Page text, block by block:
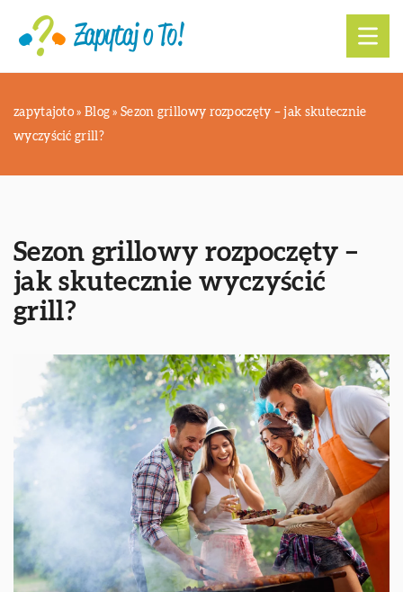
zapytajoto » Blog »Sezon grillowy rozpoczęty – jak skutecznie
wyczyścić grill?
Sezon grillowy rozpoczęty –
jak skutecznie wyczyścić
grill?